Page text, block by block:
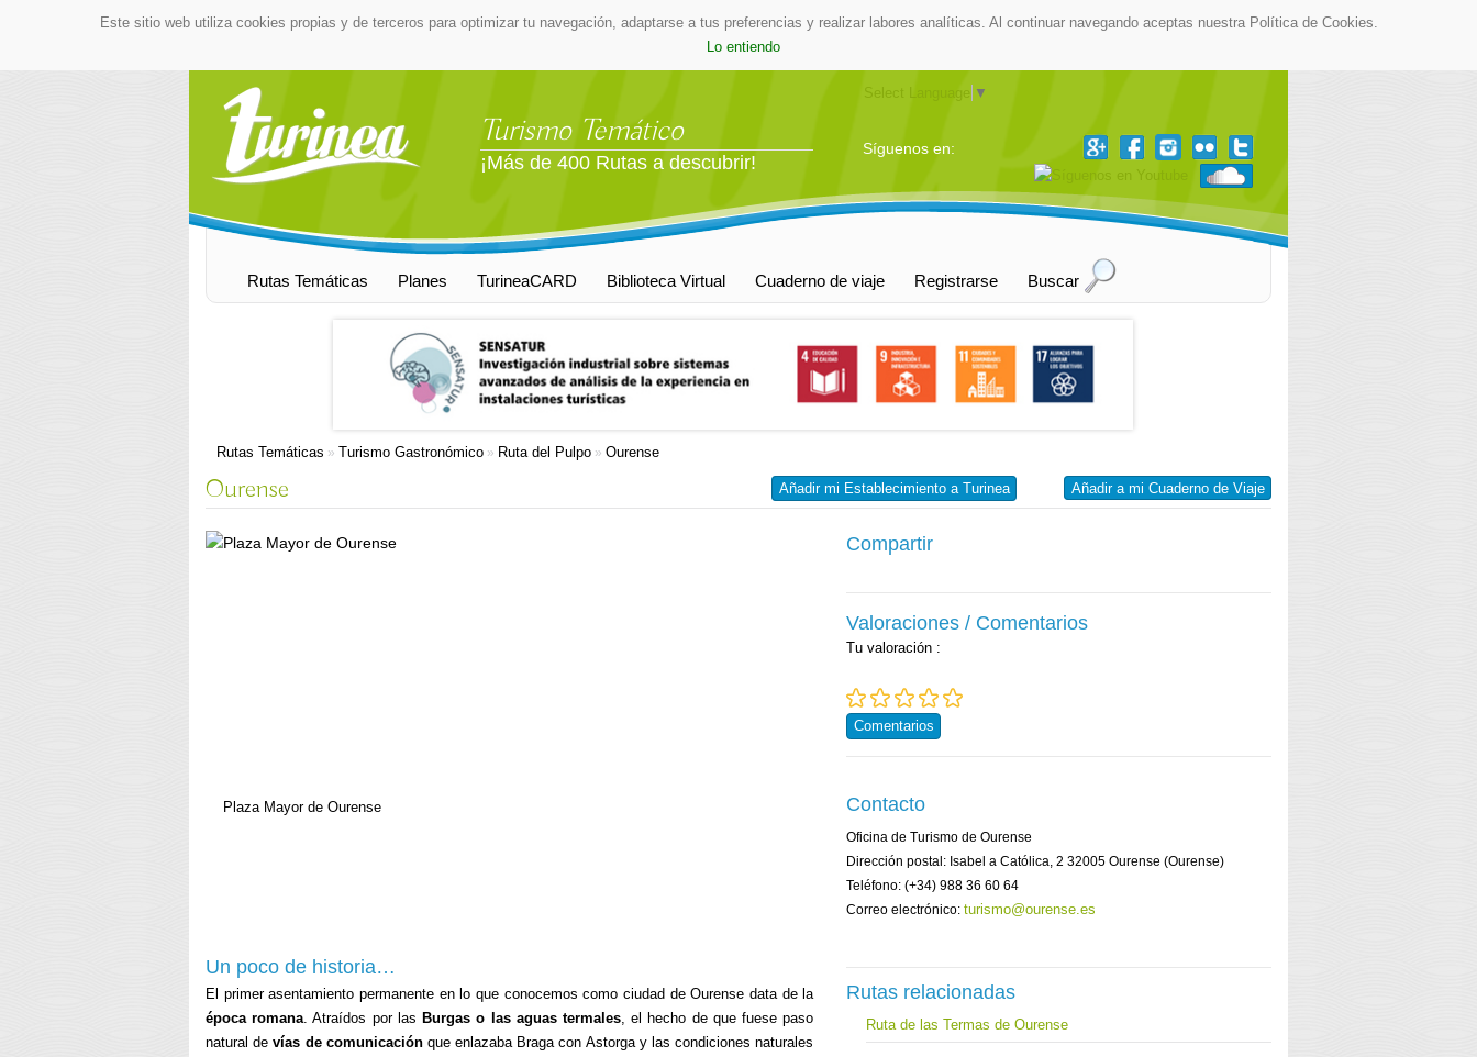
Este sitio web utiliza cookies propias y de terceros para optimizar tu navegación, adaptarse a tus preferencias y realizar labores analíticas. Al continuar navegando aceptas nuestra Política de Cookies.
Lo entiendo
Turismo Temático
¡Más de 400 Rutas a descubrir!
Select Language ▼
Síguenos en:
Rutas Temáticas Planes TurineaCARD Biblioteca Virtual Cuaderno de viaje Registrarse Buscar
Rutas Temáticas » Turismo Gastronómico » Ruta del Pulpo » Ourense
Añadir a mi Cuaderno de Viaje
Añadir mi Establecimiento a Turinea
Ourense
Plaza Mayor de Ourense
Un poco de historia…
El primer asentamiento permanente en lo que conocemos como ciudad de Ourense data de la
época romana. Atraídos por las Burgas o las aguas termales, el hecho de que fuese paso
natural devías de comunicaciónque enlazaba Braga con Astorga y las condiciones naturales
Compartir
Valoraciones / Comentarios
Tu valoración :
Comentarios
Contacto
Oficina de Turismo de Ourense
Dirección postal: Isabel a Católica, 2 32005 Ourense (Ourense)
Teléfono: (+34) 988 36 60 64
Correo electrónico:turismo@ourense.es
Rutas relacionadas
Ruta de las Termas de Ourense